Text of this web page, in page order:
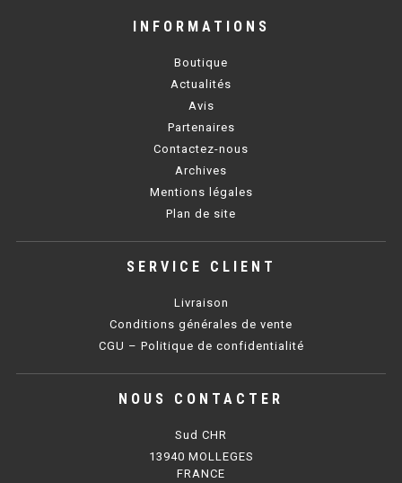
BAIN MARIE 700 ÉLECTRIQUE
CHAUFFE FRITES SÉRIE UOC
PLAQUE DE CUISSON
PLAQUE 650 GAZ
INFORMATIONS
Boutique
Actualités
Avis
Partenaires
Contactez-nous
Archives
Mentions légales
Plan de site
SERVICE CLIENT
Livraison
Conditions générales de vente
CGU – Politique de confidentialité
NOUS CONTACTER
Sud CHR
13940 MOLLEGES
FRANCE